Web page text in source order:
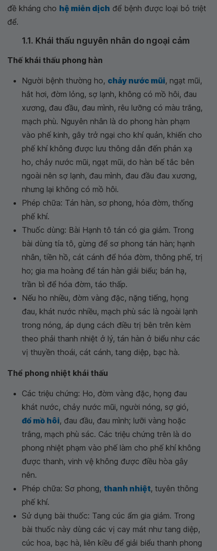
đề kháng cho hệ miễn dịch để bệnh được loại bỏ triệt
để.
1.1. Khái thấu nguyên nhân do ngoại cảm
Thế khái thấu phong hàn
Người bệnh thường ho, chảy nước mũi, ngạt mũi,
hắt hơi, đờm lỏng, sợ lạnh, không có mồ hôi, đau
xương, đau đầu, đau mình, rêu lưỡng có màu trắng,
mạch phù. Nguyên nhân là do phong hàn phạm
vào phế kinh, gây trở ngại cho khí quản, khiến cho
phế khí không được lưu thông dẫn đến phản xạ
ho, chảy nước mũi, ngạt mũi, do hàn bế tắc bên
ngoài nên sợ lạnh, đau mình, đau đầu đau xương,
nhưng lại không có mồ hôi.
Phép chữa: Tán hàn, sơ phong, hóa đờm, thống
phế khí.
Thuốc dùng: Bài Hạnh tô tán có gia giảm. Trong
bài dùng tía tô, gừng để sơ phong tán hàn; hạnh
nhân, tiền hồ, cát cánh để hóa đờm, thông phế, trị
ho; gia ma hoàng để tán hàn giải biểu; bán hạ,
trần bì để hóa đờm, táo thấp.
Nếu ho nhiều, đờm vàng đặc, nặng tiếng, họng
đau, khát nước nhiều, mạch phù sác là ngoài lạnh
trong nóng, áp dụng cách điều trị bên trên kèm
theo phải thanh nhiệt ở lý, tán hàn ở biểu như các
vị thuyền thoái, cát cánh, tang diệp, bạc hà.
Thể phong nhiệt khái thấu
Các triệu chứng: Ho, đờm vàng đặc, họng đau
khát nước, chảy nước mũi, người nóng, sợ gió,
đổ mồ hôi, đau đầu, đau mình; lưỡi vàng hoặc
trắng, mạch phù sác. Các triệu chứng trên là do
phong nhiệt phạm vào phế làm cho phế khí không
được thanh, vinh vệ không được điều hòa gây
nên.
Phép chữa: Sơ phong, thanh nhiệt, tuyên thông
phế khí.
Sử dụng bài thuốc: Tang cúc ẩm gia giảm. Trong
bài thuốc này dùng các vị cay mát như tang diệp,
cúc hoa, bạc hà, liên kiều để giải biểu thanh phong